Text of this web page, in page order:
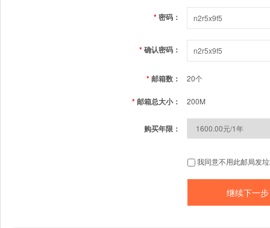
*密码：
*确认密码：
*邮箱数： 20个
*邮箱总大小： 200M
购买年限：
我同意不用此邮局发